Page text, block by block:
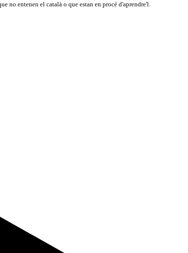
no entenen el català o que estan en procé d'aprendre'l.